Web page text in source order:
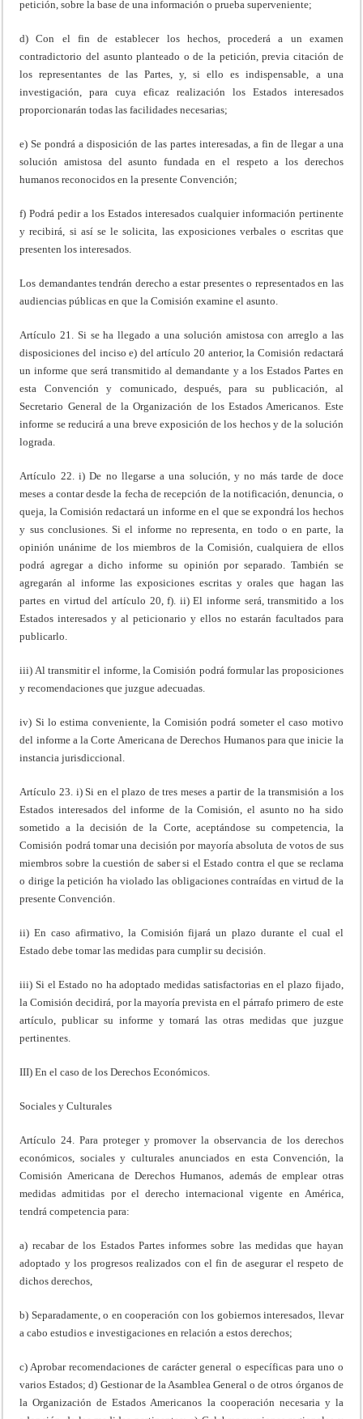
petición, sobre la base de una información o prueba superveniente;
d) Con el fin de establecer los hechos, procederá a un examen
contradictorio del asunto planteado o de la petición, previa citación de
los representantes de las Partes, y, si ello es indispensable, a una
investigación, para cuya eficaz realización los Estados interesados
proporcionarán todas las facilidades necesarias;
e) Se pondrá a disposición de las partes interesadas, a fin de llegar a una
solución amistosa del asunto fundada en el respeto a los derechos
humanos reconocidos en la presente Convención;
f) Podrá pedir a los Estados interesados cualquier información pertinente
y recibirá, si así se le solicita, las exposiciones verbales o escritas que
presenten los interesados.
Los demandantes tendrán derecho a estar presentes o representados en las
audiencias públicas en que la Comisión examine el asunto.
Artículo 21. Si se ha llegado a una solución amistosa con arreglo a las
disposiciones del inciso e) del artículo 20 anterior, la Comisión redactará
un informe que será transmitido al demandante y a los Estados Partes en
esta Convención y comunicado, después, para su publicación, al
Secretario General de la Organización de los Estados Americanos. Este
informe se reducirá a una breve exposición de los hechos y de la solución
lograda.
Artículo 22. i) De no llegarse a una solución, y no más tarde de doce
meses a contar desde la fecha de recepción de la notificación, denuncia, o
queja, la Comisión redactará un informe en el que se expondrá los hechos
y sus conclusiones. Si el informe no representa, en todo o en parte, la
opinión unánime de los miembros de la Comisión, cualquiera de ellos
podrá agregar a dicho informe su opinión por separado. También se
agregarán al informe las exposiciones escritas y orales que hagan las
partes en virtud del artículo 20, f). ii) El informe será, transmitido a los
Estados interesados y al peticionario y ellos no estarán facultados para
publicarlo.
iii) Al transmitir el informe, la Comisión podrá formular las proposiciones
y recomendaciones que juzgue adecuadas.
iv) Si lo estima conveniente, la Comisión podrá someter el caso motivo
del informe a la Corte Americana de Derechos Humanos para que inicie la
instancia jurisdiccional.
Artículo 23. i) Si en el plazo de tres meses a partir de la transmisión a los
Estados interesados del informe de la Comisión, el asunto no ha sido
sometido a la decisión de la Corte, aceptándose su competencia, la
Comisión podrá tomar una decisión por mayoría absoluta de votos de sus
miembros sobre la cuestión de saber si el Estado contra el que se reclama
o dirige la petición ha violado las obligaciones contraídas en virtud de la
presente Convención.
ii) En caso afirmativo, la Comisión fijará un plazo durante el cual el
Estado debe tomar las medidas para cumplir su decisión.
iii) Si el Estado no ha adoptado medidas satisfactorias en el plazo fijado,
la Comisión decidirá, por la mayoría prevista en el párrafo primero de este
artículo, publicar su informe y tomará las otras medidas que juzgue
pertinentes.
III) En el caso de los Derechos Económicos.
Sociales y Culturales
Artículo 24. Para proteger y promover la observancia de los derechos
económicos, sociales y culturales anunciados en esta Convención, la
Comisión Americana de Derechos Humanos, además de emplear otras
medidas admitidas por el derecho internacional vigente en América,
tendrá competencia para:
a) recabar de los Estados Partes informes sobre las medidas que hayan
adoptado y los progresos realizados con el fin de asegurar el respeto de
dichos derechos,
b) Separadamente, o en cooperación con los gobiernos interesados, llevar
a cabo estudios e investigaciones en relación a estos derechos;
c) Aprobar recomendaciones de carácter general o específicas para uno o
varios Estados; d) Gestionar de la Asamblea General o de otros órganos de
la Organización de Estados Americanos la cooperación necesaria y la